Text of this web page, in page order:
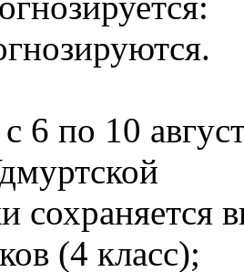
6 по 10
сохраняется
(4 класс);